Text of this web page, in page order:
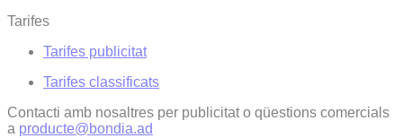
Tarifes
Tarifes publicitat
Tarifes classificats
Contacti amb nosaltres per publicitat o qüestions comercials
a producte@bondia.ad